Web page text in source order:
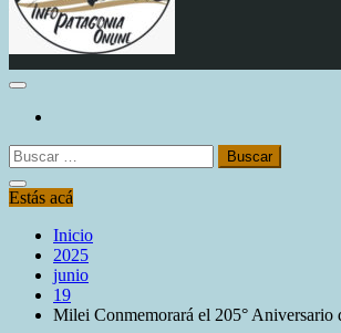
Info Patagonia Online
Buscar:
Estás acá
Inicio
2025
junio
19
Milei Conmemorará el 205° Aniversario